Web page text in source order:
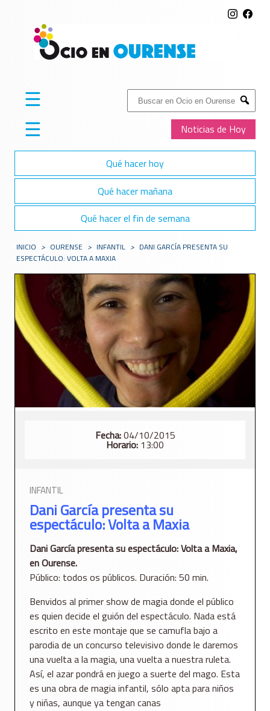
Buscar:
Submit
Noticias de Hoy
☰
☰
Qué hacer hoy
Qué hacer mañana
Qué hacer el fin de semana
INICIO > OURENSE > INFANTIL > DANI GARCÍA PRESENTA SU
ESPECTÁCULO: VOLTA A MAXIA
Fecha:04/10/2015
Horario: 13:00
INFANTIL
Dani García presenta su
espectáculo: Volta a Maxia
Dani García presenta su espectáculo: Volta a Maxia,
en Ourense.
Público: todos os públicos. Duración: 50 min.
Benvidos al primer show de magia donde el público
es quien decide el guión del espectáculo. Nada está
escrito en este montaje que se camufla bajo a
parodia de un concurso televisivo donde le daremos
una vuelta a la magia, una vuelta a nuestra ruleta.
Así, el azar pondrá en juego a suerte del mago. Esta
es una obra de magia infantil, sólo apta para niños
y niñas, aunque ya tengan canas